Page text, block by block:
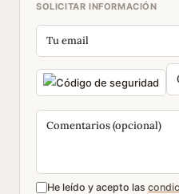
SOLICITAR INFORMACIÓN
He leído y acepto las